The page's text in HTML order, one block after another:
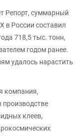
Репорт, суммарный
в России составил
718,5 тыс. тонн,
годом ранее.
удалось нарастить
компания,
клеев,